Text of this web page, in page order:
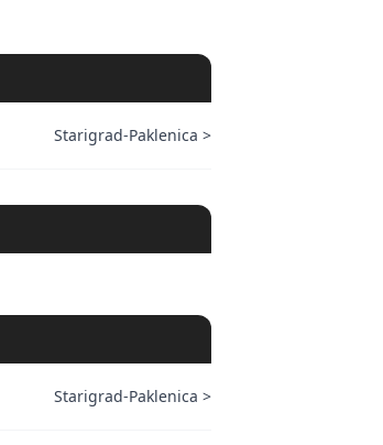
Starigrad-Paklenica >
Starigrad-Paklenica >